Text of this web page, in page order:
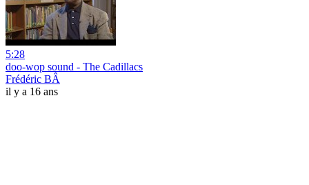
5:28
doo-wop sound - The Cadillacs
Frédéric BÂ
il y a 16 ans